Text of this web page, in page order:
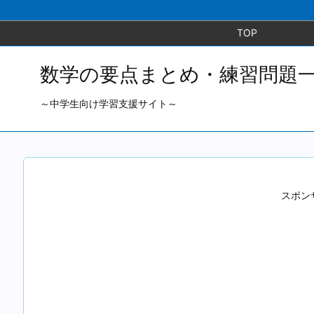
TOP
数学の要点まとめ・練習問題
～中学生向け学習支援サイト～
スポン